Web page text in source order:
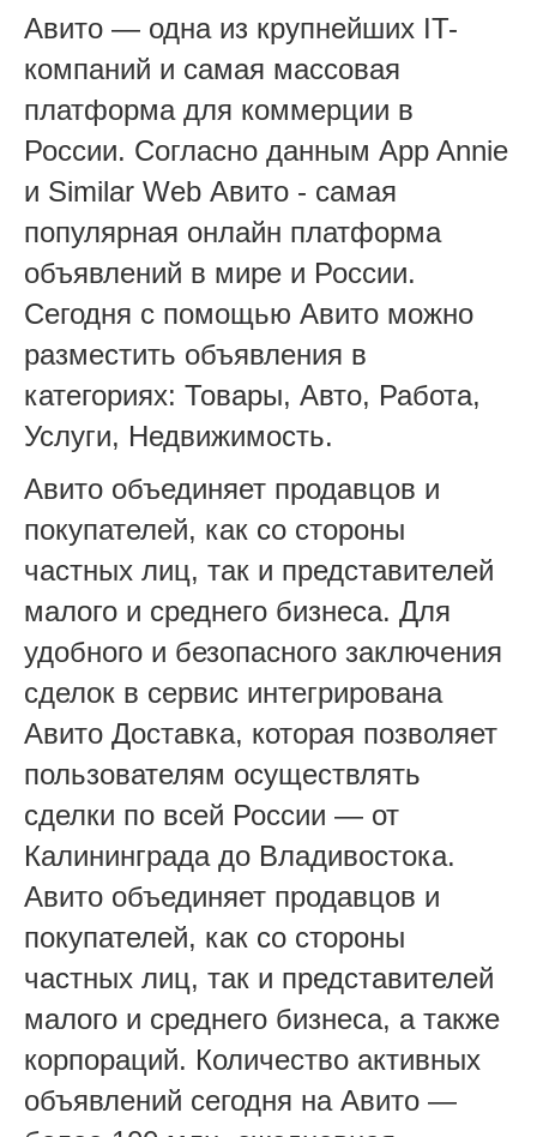
Авито — одна из крупнейших IT-
компаний и самая массовая
платформа для коммерции в
России. Согласно данным App Annie
и Similar Web Авито - самая
популярная онлайн платформа
объявлений в мире и России.
Сегодня с помощью Авито можно
разместить объявления в
категориях: Товары, Авто, Работа,
Услуги, Недвижимость.
Авито объединяет продавцов и
покупателей, как со стороны
частных лиц, так и представителей
малого и среднего бизнеса. Для
удобного и безопасного заключения
сделок в сервис интегрирована
Авито Доставка, которая позволяет
пользователям осуществлять
сделки по всей России — от
Калининграда до Владивостока.
Авито объединяет продавцов и
покупателей, как со стороны
частных лиц, так и представителей
малого и среднего бизнеса, а также
корпораций. Количество активных
объявлений сегодня на Авито —